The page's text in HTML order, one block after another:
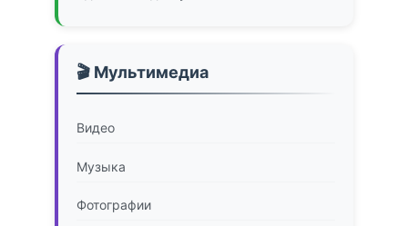
🎬 Мультимедиа
Видео
Музыка
Фотографии